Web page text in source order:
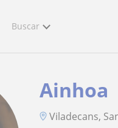
Buscar
Ainhoa
Viladecans,